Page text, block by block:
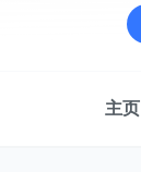
主页